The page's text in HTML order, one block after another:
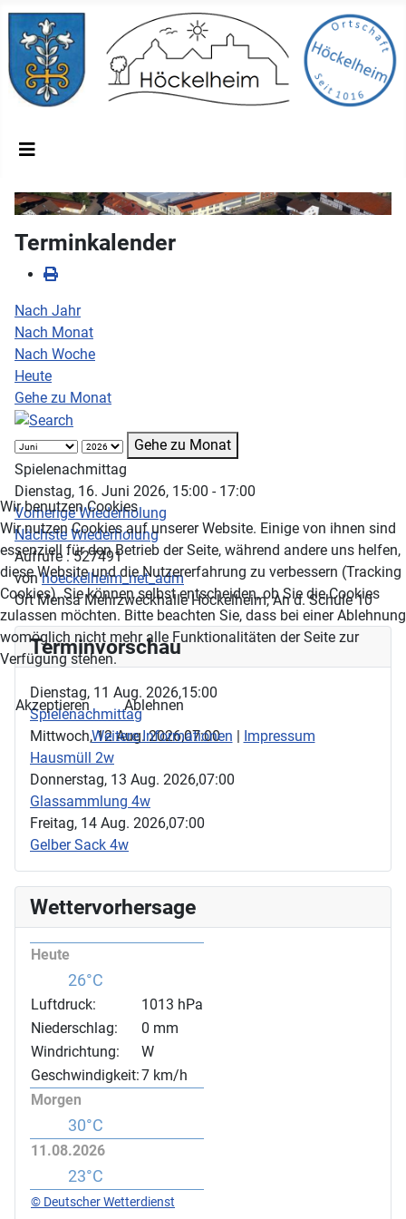
Terminkalender
Nach Jahr
Nach Monat
Nach Woche
Heute
Gehe zu Monat
Gehe zu Monat
Spielenachmittag
Dienstag, 16. Juni 2026, 15:00 - 17:00
Vorherige Wiederholung
Nächste Wiederholung
Aufrufe : 527491
vonhoeckelheim_net_adm
OrtMensa Mehrzweckhalle Höckelheim, An d. Schule 10
Terminvorschau
Dienstag, 11 Aug. 2026,15:00
Spielenachmittag
Mittwoch, 12 Aug. 2026,07:00
Hausmüll 2w
Donnerstag, 13 Aug. 2026,07:00
Glassammlung 4w
Freitag, 14 Aug. 2026,07:00
Gelber Sack 4w
Wettervorhersage
Heute
26°C
Luftdruck:
1013 hPa
Niederschlag:
0 mm
Windrichtung:
W
Geschwindigkeit:7 km/h
Morgen
30°C
11.08.2026
23°C
© Deutscher Wetterdienst
Wir benutzen Cookies
Wir nutzen Cookies auf unserer Website. Einige von ihnen sind
essenziell für den Betrieb der Seite, während andere uns helfen,
diese Website und die Nutzererfahrung zu verbessern (Tracking
Cookies). Sie können selbst entscheiden, ob Sie die Cookies
zulassen möchten. Bitte beachten Sie, dass bei einer Ablehnung
womöglich nicht mehr alle Funktionalitäten der Seite zur
Verfügung stehen.
Akzeptieren
Ablehnen
Weitere Informationen | Impressum